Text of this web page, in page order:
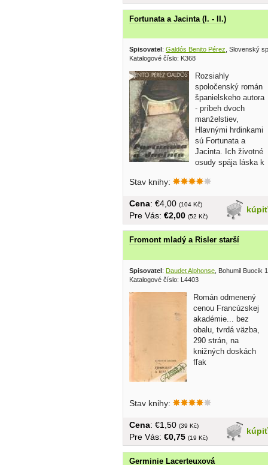
Fortunata a Jacinta (I. - II.)
Spisovatel : Galdós Benito Pérez , Slovenský
Katalogové číslo: K368
Rozsiahly
spoločenský román
španielskeho autora
- príbeh dvoch
manželstiev,
Hlavnými hrdinkami
sú Fortunata a
Jacinta. Ich životné
osudy spája láska k
Stav knihy:
kúpiť
Cena: €4,00 (104 Kč)
Pre Vás: €2,00 (52 Kč)
Fromont mladý a Risler starší
Spisovatel: Daudet Alphonse , Bohumil Buocik
Katalogové číslo: L4403
Román odmenený
cenou Francúzskej
akadémie... bez
obalu, tvrdá väzba,
290 strán, na
knižných doskách
fľak
Stav knihy:
kúpiť
Cena: €1,50 (39 Kč)
Pre Vás: €0,75 (19 Kč)
Germinie Lacerteuxová